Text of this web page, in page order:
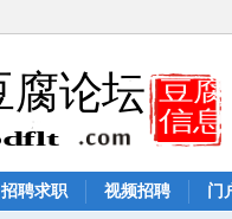
招聘求职 视频招聘 门